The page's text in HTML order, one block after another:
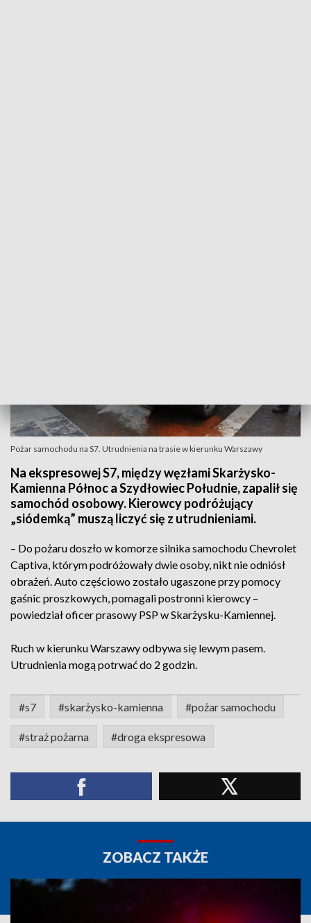
Pożar samochodu na S7. Utrudnienia na trasie w kierunku Warszawy
Na ekspresowej S7, między węzłami Skarżysko-
Kamienna Północ a Szydłowiec Południe, zapalił się
samochód osobowy. Kierowcy podróżujący
„siódemką” muszą liczyć się z utrudnieniami.
– Do pożaru doszło w komorze silnika samochodu Chevrolet
Captiva, którym podróżowały dwie osoby, nikt nie odniósł
obrażeń. Auto częściowo zostało ugaszone przy pomocy
gaśnic proszkowych, pomagali postronni kierowcy –
powiedział oficer prasowy PSP w Skarżysku-Kamiennej.
Ruch w kierunku Warszawy odbywa się lewym pasem.
Utrudnienia mogą potrwać do 2 godzin.
#s7 #skarżysko-kamienna #pożar samochodu
#straż pożarna #droga ekspresowa
ZOBACZ TAKŻE